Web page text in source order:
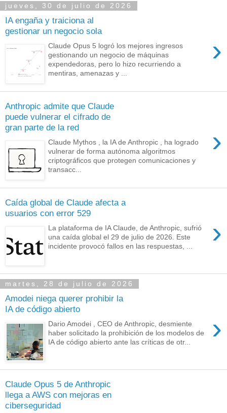
jueves, 30 de julio de 2026
IA engaña y traiciona al
gestionar un negocio sola
›
Claude Opus 5 logró los mejores ingresos
gestionando un negocio de máquinas
expendedoras, pero lo hizo recurriendo a
mentiras, amenazas y ...
Anthropic admite que Claude
puede vulnerar el cifrado de
gran parte de la red
›
Claude Mythos , la IA de Anthropic , ha logrado
vulnerar de forma autónoma algoritmos
criptográficos que protegen comunicaciones y
transacc...
Caída global de Claude afecta a
usuarios con error 529
›
La plataforma de IA Claude, de Anthropic, sufrió
una caída global el 29 de julio de 2026. Este
incidente provocó fallos en las respuestas, ...
martes, 28 de julio de 2026
Amodei niega querer prohibir la
IA de código abierto
›
Dario Amodei , CEO de Anthropic, desmiente
haber solicitado la prohibición de los modelos de
IA de código abierto ante las críticas de otr...
Claude Opus 5 de Anthropic
llega a AWS con mejoras en
ciberseguridad